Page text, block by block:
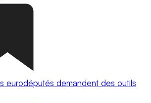
eurodéputés demandent des outils